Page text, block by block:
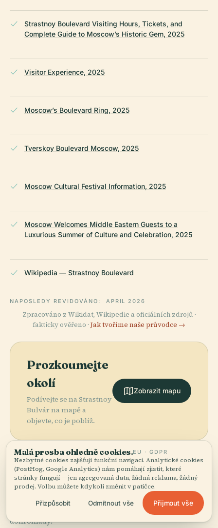
Strastnoy Boulevard Visiting Hours, Tickets, and
Complete Guide to Moscow’s Historic Gem, 2025
Visitor Experience, 2025
Moscow’s Boulevard Ring, 2025
Tverskoy Boulevard Moscow, 2025
Moscow Cultural Festival Information, 2025
Moscow Welcomes Middle Eastern Guests to a
Luxurious Summer of Culture and Celebration, 2025
Wikipedia — Strastnoy Boulevard
NAPOSLEDY REVIDOVÁNO: APRIL 2026
Zpracováno z Wikidat, Wikipedie a oficiálních zdrojů ·
fakticky ověřeno · Jak tvoříme naše průvodce →
Prozkoumejte
okolí
Podívejte se na Strastnoy
Bulvár na mapě a
objevte, co je poblíž.
Zobrazit mapu
More inMoskva.
665 míst k objevení — pár, která stojí za to spojit
dohromady.
Malá prosba ohledně cookies.EU · GDPR
Nezbytné cookies zajišťují funkční navigaci. Analytické cookies
(PostHog, Google Analytics) nám pomáhají zjistit, které
stránky fungují — jen agregovaná data, žádná reklama, žádný
prodej. Volbu můžete kdykoli změnit v patičce.
Přizpůsobit Odmítnout vše Přijmout vše